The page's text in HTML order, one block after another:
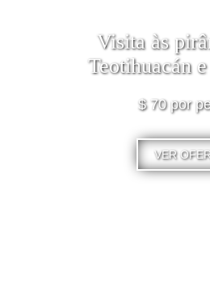
Visita às
Teotihuacán
$ 70 por
VER